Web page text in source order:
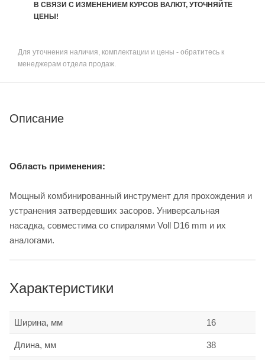
В СВЯЗИ С ИЗМЕНЕНИЕМ КУРСОВ ВАЛЮТ, УТОЧНЯЙТЕ
ЦЕНЫ!
Для уточнения наличия, комплектации и цены - обратитесь к
менеджерам отдела продаж.
Описание
Область применения:
Мощный комбинированный инструмент для прохождения и
устранения затвердевших засоров. Универсальная
насадка, совместима со спиралями Voll D16 mm и их
аналогами.
Характеристики
Ширина, мм 16
Длина, мм 38